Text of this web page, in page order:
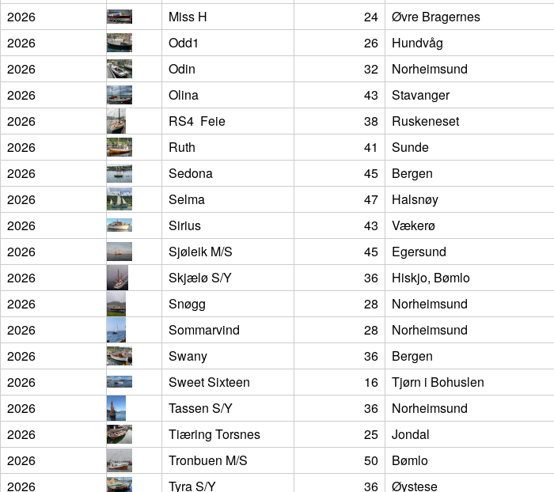
2026
Miss H 24 Øvre Bragernes
2026
Odd1 26 Hundvåg
2026
Odin 32 Norheimsund
2026
Olina 43 Stavanger
2026
RS4  Feie 38 Ruskeneset
2026
Ruth 41 Sunde
2026
Sedona 45 Bergen
2026
Selma 47 Halsnøy
2026
Sirius 43 Vækerø
2026
Sjøleik M/S 45 Egersund
2026
Skjælø S/Y 36 Hiskjo, Bømlo
2026
Snøgg 28 Norheimsund
2026
Sommarvind 28 Norheimsund
2026
Swany 36 Bergen
2026
Sweet Sixteen 16 Tjørn i Bohuslen
2026
Tassen S/Y 36 Norheimsund
2026
Tiæring Torsnes 25 Jondal
2026
Tronbuen M/S 50 Bømlo
2026
Tyra S/Y 36 Øystese